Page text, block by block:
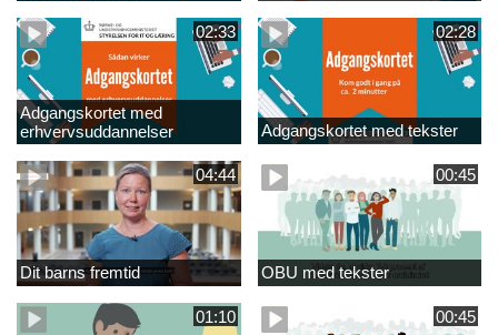
02:33
Adgangskortet med
erhvervsuddannelser
02:28
Adgangskortet med tekster
04:44
Dit barns fremtid
00:45
OBU med tekster
01:10 00:45